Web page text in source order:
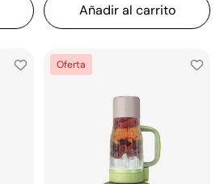
Añadir al carrito
Oferta